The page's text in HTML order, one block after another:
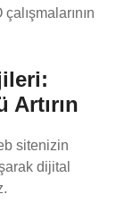
sitenizin
dijital